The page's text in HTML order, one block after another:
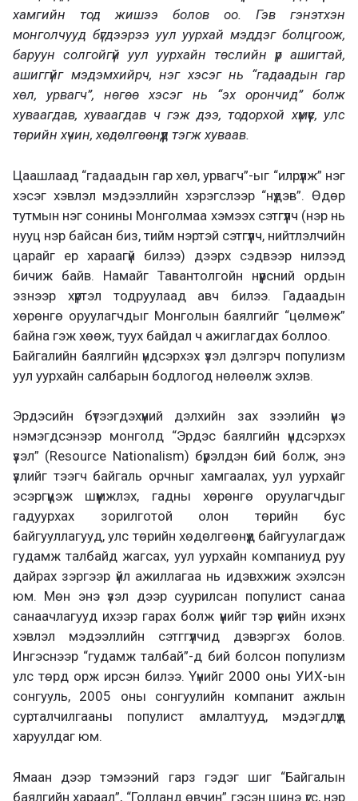
хамгийн тод жишээ болов оо. Гэв гэнэтхэн
монголчууд бүгдээрээ уул уурхай мэддэг болцгоож,
баруун солгойгүй уул уурхайн төслийн үр ашигтай,
ашиггүйг мэдэмхийрч, нэг хэсэг нь “гадаадын гар
хөл, урвагч”, нөгөө хэсэг нь “эх орончид” болж
хуваагдав, хуваагдав ч гэж дээ, тодорхой хүмүүс, улс
төрийн хүчин, хөдөлгөөнүүд тэгж хуваав.
Цаашлаад “гадаадын гар хөл, урвагч”-ыг “илрүүлж” нэг
хэсэг хэвлэл мэдээллийн хэрэгслээр “нүдэв”. Өдөр
тутмын нэг сонины Монголмаа хэмээх сэтгүүлч (нэр нь
нууц нэр байсан биз, тийм нэртэй сэтгүүлч, нийтлэлчийн
царайг ер хараагүй билээ) дээрх сэдвээр нилээд
бичиж байв. Намайг Тавантолгойн нүүрсний ордын
эзнээр хүртэл тодруулаад авч билээ. Гадаадын
хөрөнгө оруулагчдыг Монголын баялгийг “цөлмөж”
байна гэж хөөж, туух байдал ч ажиглагдах боллоо.
Байгалийн баялгийн үндсэрхэх үзэл дэлгэрч популизм
уул уурхайн салбарын бодлогод нөлөөлж эхлэв.
Эрдэсийн бүтээгдэхүүний дэлхийн зах зээлийн үнэ
нэмэгдсэнээр монголд “Эрдэс баялгийн үндсэрхэх
үзэл” (Resource Nationalism) бүрэлдэн бий болж, энэ
үзлийг тээгч байгаль орчныг хамгаалах, уул уурхайг
эсэргүүцэж шүүмжлэх, гадны хөрөнгө оруулагчдыг
гадуурхах зорилготой олон төрийн бус
байгууллагууд, улс төрийн хөдөлгөөнүүд байгуулагдаж
гудамж талбайд жагсах, уул уурхайн компаниуд руу
дайрах зэргээр үйл ажиллагаа нь идэвхжиж эхэлсэн
юм. Мөн энэ үзэл дээр суурилсан популист санаа
санаачлагууд ихээр гарах болж үүнийг тэр үеийн ихэнх
хэвлэл мэдээллийн сэтггүүлчид дэвэргэх болов.
Ингэснээр “гудамж талбай”-д бий болсон популизм
улс төрд орж ирсэн билээ. Үүнийг 2000 оны УИХ-ын
сонгууль, 2005 оны сонгуулийн компанит ажлын
сурталчилгааны популист амлалтууд, мэдэгдлүүд
харуулдаг юм.
Ямаан дээр тэмээний гарз гэдэг шиг “Байгалын
баялгийн хараал”, “Голланд өвчин” гэсэн шинэ үгс, нэр